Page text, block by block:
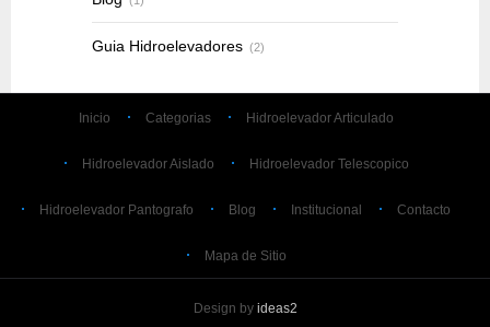
Guia Hidroelevadores (2)
Inicio Categorias Hidroelevador Articulado
Hidroelevador Aislado Hidroelevador Telescopico
Hidroelevador Pantografo Blog Institucional Contacto
Mapa de Sitio
Design by ideas2